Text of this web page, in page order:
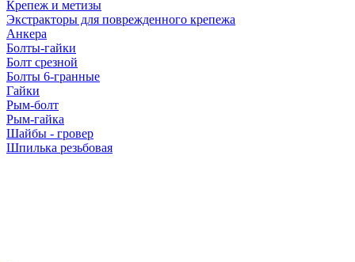
Крепеж и метизы
Экстракторы для поврежденного крепежа
Анкера
Болты-гайки
Болт срезной
Болты 6-гранные
Гайки
Рым-болт
Рым-гайка
Шайбы - гровер
Шпилька резьбовая